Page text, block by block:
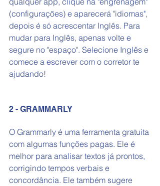
(configurações) e aparecerá "idiomas",
depois é só acrescentar Inglês. Para
mudar para Inglês, apenas volte e
segure no "espaço". Selecione Inglês e
comece a escrever com o corretor te
ajudando!
2 - GRAMMARLY
O Grammarly é uma ferramenta gratuita
com algumas funções pagas. Ele é
melhor para analisar textos já prontos,
corrigindo tempos verbais e
concordância. Ele também sugere